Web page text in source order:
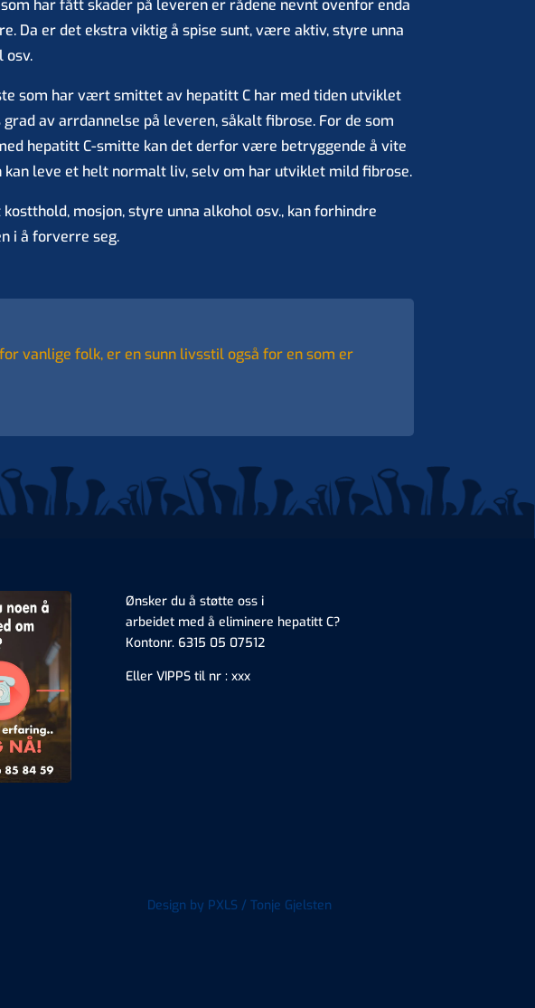
har fått skader på leveren er rådene nevnt ovenfor enda
Da er det ekstra viktig å spise sunt, være aktiv, styre unna
osv.
som har vært smittet av hepatitt C har med tiden utviklet
grad av arrdannelse på leveren, såkalt fibrose. For de som
hepatitt C-smitte kan det derfor være betryggende å vite
kan leve et helt normalt liv, selv om har utviklet mild fibrose.
kostthold, mosjon, styre unna alkohol osv., kan forhindre
i å forverre seg.
vanlige folk, er en sunn livsstil også for en som er
Ønsker du å støtte oss i
arbeidet med å eliminere hepatitt C?
Kontonr. 6315 05 07512
Eller VIPPS til nr : xxx
Design by PXLS / Tonje Gjelsten